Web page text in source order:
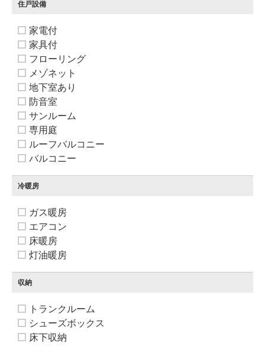
住戸設備
家電付
家具付
フローリング
メゾネット
地下室あり
防音室
サンルーム
専用庭
ルーフバルコニー
バルコニー
冷暖房
ガス暖房
エアコン
床暖房
灯油暖房
収納
トランクルーム
シューズボックス
床下収納